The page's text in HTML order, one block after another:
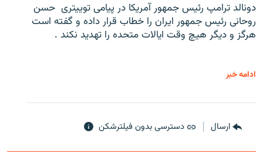
دونالد ترامپ رئیس جمهور آمریکا در پیامی توییتری ‌ حسن
روحانی رئیس جمهور ایران را خطاب قرار داده و گفته است
هرگز و دیگر هیچ وقت ایالات متحده را تهدید نکند .
ادامه خبر
ارسال دسترسی بدون فیلترشکن